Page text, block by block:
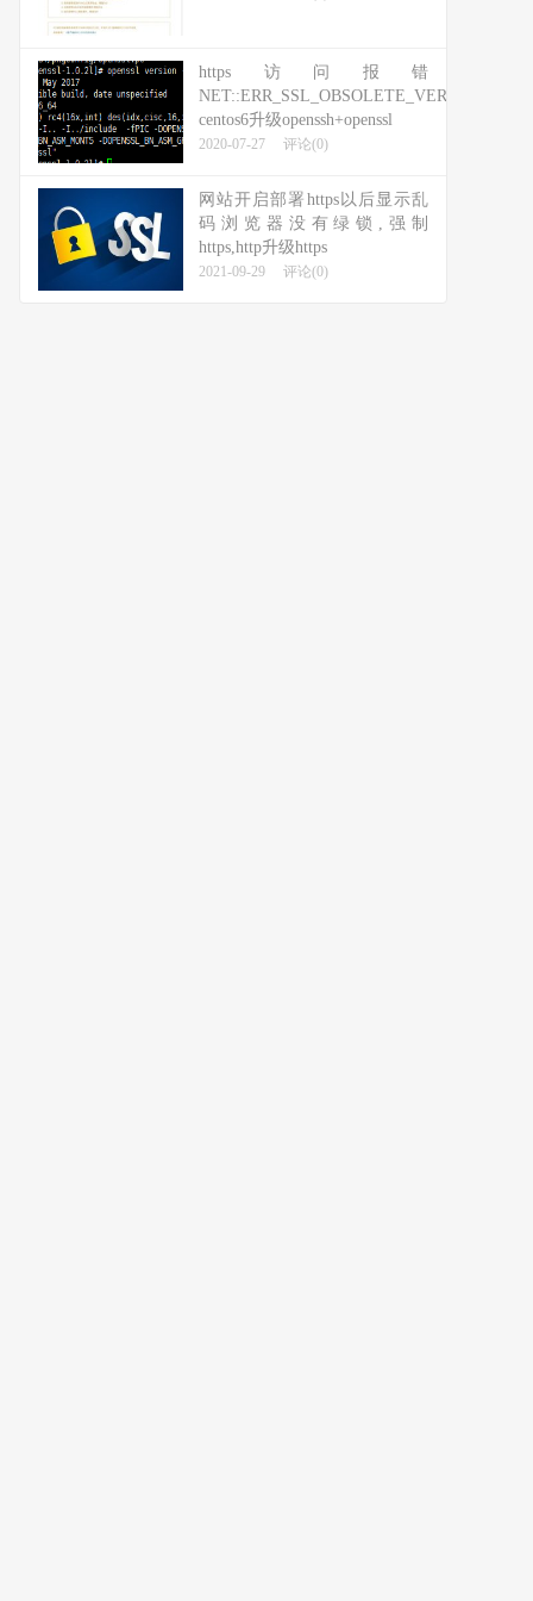
https访问报错
NET::ERR_SSL_OBSOLETE_VERSION，
centos6升级openssh+openssl
2020-07-27 评论(0)
网站开启部署https以后显示乱
码浏览器没有绿锁,强制
https,http升级https
2021-09-29 评论(0)